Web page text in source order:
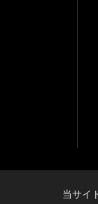
当サイ